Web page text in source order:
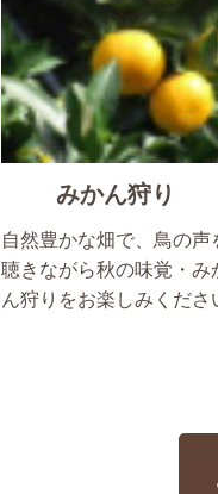
みかん狩り
自然豊かな畑で、鳥の声
聴きながら秋の味覚・み
ん狩りをお楽しみくださ